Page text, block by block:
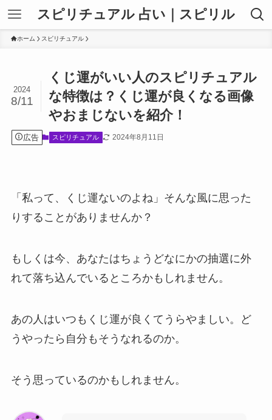
スピリチュアル 占い｜スピリル
ホーム スピリチュアル
くじ運がいい人のスピリチュアル
な特徴は？くじ運が良くなる画像
やおまじないを紹介！
2024
8/11
広告 スピリチュアル 2024年8月11日
「私って、くじ運ないのよね」そんな風に思った
りすることがありませんか？
もしくは今、あなたはちょうどなにかの抽選に外
れて落ち込んでいるところかもしれません。
あの人はいつもくじ運が良くてうらやましい。ど
うやったら自分もそうなれるのか。
そう思っているのかもしれません。